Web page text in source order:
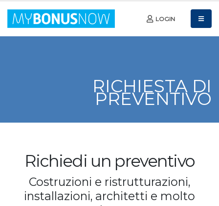
LOGIN
RICHIESTA DI
PREVENTIVO
Richiedi un preventivo
Costruzioni e ristrutturazioni,
installazioni, architetti e molto